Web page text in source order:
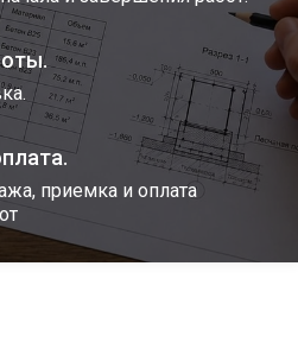
приемка и оплата